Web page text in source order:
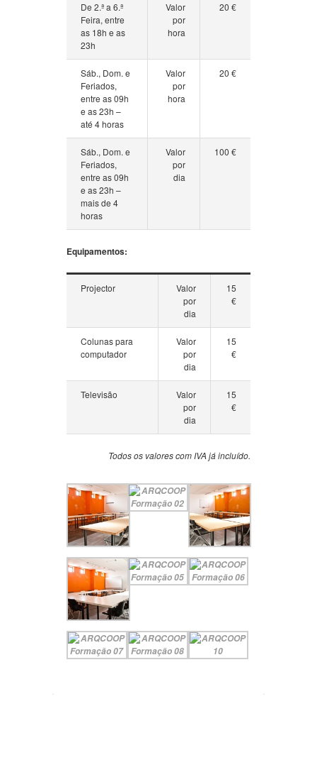
De 2.ª a 6.ª
Feira, entre
as 18h e as
23h
Valor
por
hora
20 €
Sáb., Dom. e
Feriados,
entre as 09h
e as 23h –
até 4 horas
Valor
por
hora
20 €
Sáb., Dom. e
Feriados,
entre as 09h
e as 23h –
mais de 4
horas
Valor
por
dia
100 €
Equipamentos:
Projector
Valor
por
dia
15
€
Colunas para
computador
Valor
por
dia
15
€
Televisão
Valor
por
dia
15
€
Todos os valores com IVA já incluído.